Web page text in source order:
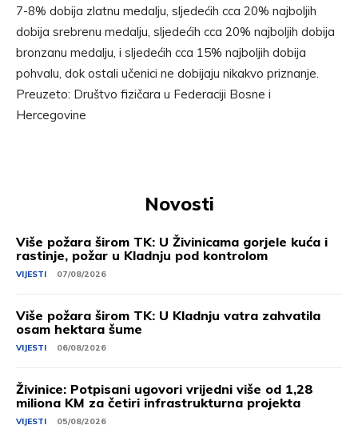
7-8% dobija zlatnu medalju, sljedećih cca 20% najboljih
dobija srebrenu medalju, sljedećih cca 20% najboljih dobija
bronzanu medalju, i sljedećih cca 15% najboljih dobija
pohvalu, dok ostali učenici ne dobijaju nikakvo priznanje.
Preuzeto: Društvo fizičara u Federaciji Bosne i
Hercegovine
Novosti
Više požara širom TK: U Živinicama gorjele kuća i
rastinje, požar u Kladnju pod kontrolom
VIJESTI 07/08/2026
Više požara širom TK: U Kladnju vatra zahvatila
osam hektara šume
VIJESTI 06/08/2026
Živinice: Potpisani ugovori vrijedni više od 1,28
miliona KM za četiri infrastrukturna projekta
VIJESTI 05/08/2026